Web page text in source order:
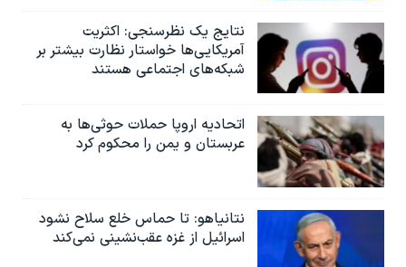
نتایج یک نظرسنجی: اکثریت
آمریکایی‌ها خواستار نظارت بیشتر بر
شبکه‌های اجتماعی هستند
اتحادیه اروپا حملات حوثی‌ها به
عربستان و یمن را محکوم کرد
نتانیاهو: تا حماس خلع سلاح نشود
اسرائیل از غزه عقب‌نشینی نمی‌کند